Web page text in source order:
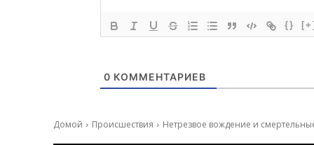
{}
0 КОММЕНТАРИЕВ